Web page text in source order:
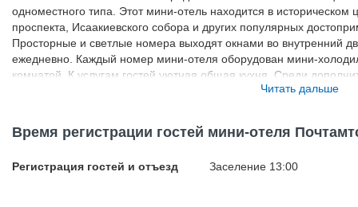
одноместного типа. Этот мини-отель находится в историческом
проспекта, Исаакиевского собора и других популярных
Просторные и светлые номера выходят окнами во внутренний
ежедневно. Каждый номер мини-отеля оборудован мини-
комнатой. К услугам гостей уютная общая кухня. Среди
доставка еды в номер, экскурсионное бюро на стойке
запрещено.
Читать дальше
Время регистрации гостей мини-отеля
Регистрация гостей и отъезд Заселение 13:00